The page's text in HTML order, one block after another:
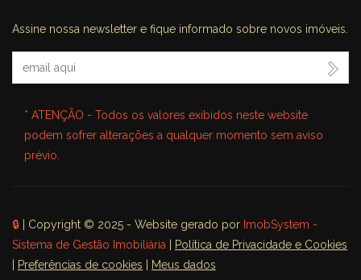
Assine nossa newsletter e fique informado sobre novos imóveis.
Seu Email
* ATENÇÃO - Todos os valores exibidos neste website
podem sofrer alterações a qualquer momento sem aviso
prévio.
🔒 | Copyright © 2025 - Website gerado por ImobSystem -
Sistema de Gestão Imobiliária
Política de Privacidade e Cookies
Preferências de cookies Meus dados